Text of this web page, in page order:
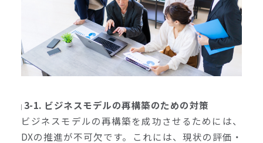
3-1. ビジネスモデルの再構築のための対策
ビジネスモデルの再構築を成功させるためには、
DXの推進が不可欠です。これには、現状の評価・